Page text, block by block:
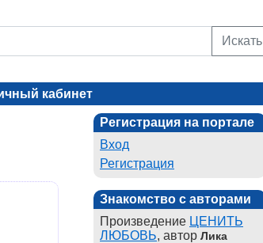
Искать
кабинет
Регистрация на портале
Вход
Регистрация
Знакомство с авторами
Произведение ЦЕНИТЬ
ЛЮБОВЬ, автор Лика